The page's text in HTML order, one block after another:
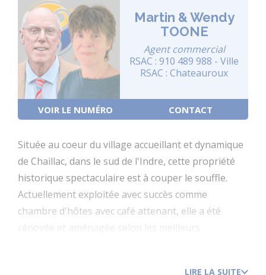
Située au coeur du village accueillant et dynamique
de Chaillac, dans le sud de l'Indre, cette propriété
historique spectaculaire est à couper le souffle.
Actuellement exploitée avec succès comme
chambre d'hôtes avec café attenant, elle a été
rénovée et aménagée selon les meilleurs
LIRE LA SUITE
Martin & Wendy
TOONE
Agent commercial
RSAC : 910 489 988 - Ville
RSAC : Chateauroux
VOIR LE NUMÉRO CONTACT